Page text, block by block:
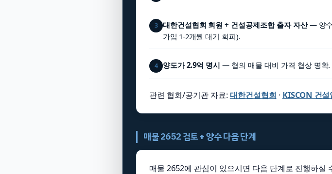
3 대한건설협회 회원 + 건설공제조합 출자 자산— 양수
가입 1-2개월 대기 회피).
4 양도가 2.9억 명시 — 협의 매물 대비 가격 협상 명확.
관련 협회/공기관 자료:대한건설협회 · KISCON 건
매물 2652 검토 + 양수 다음 단계
매물 2652에 관심이 있으시면 다음 단계로 진행하실